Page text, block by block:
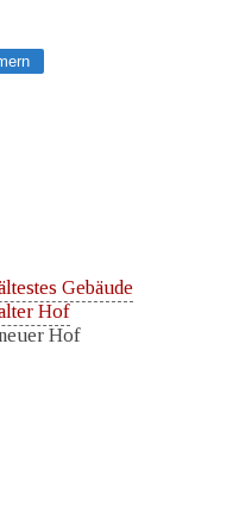
Gebäude
Hof
Hof